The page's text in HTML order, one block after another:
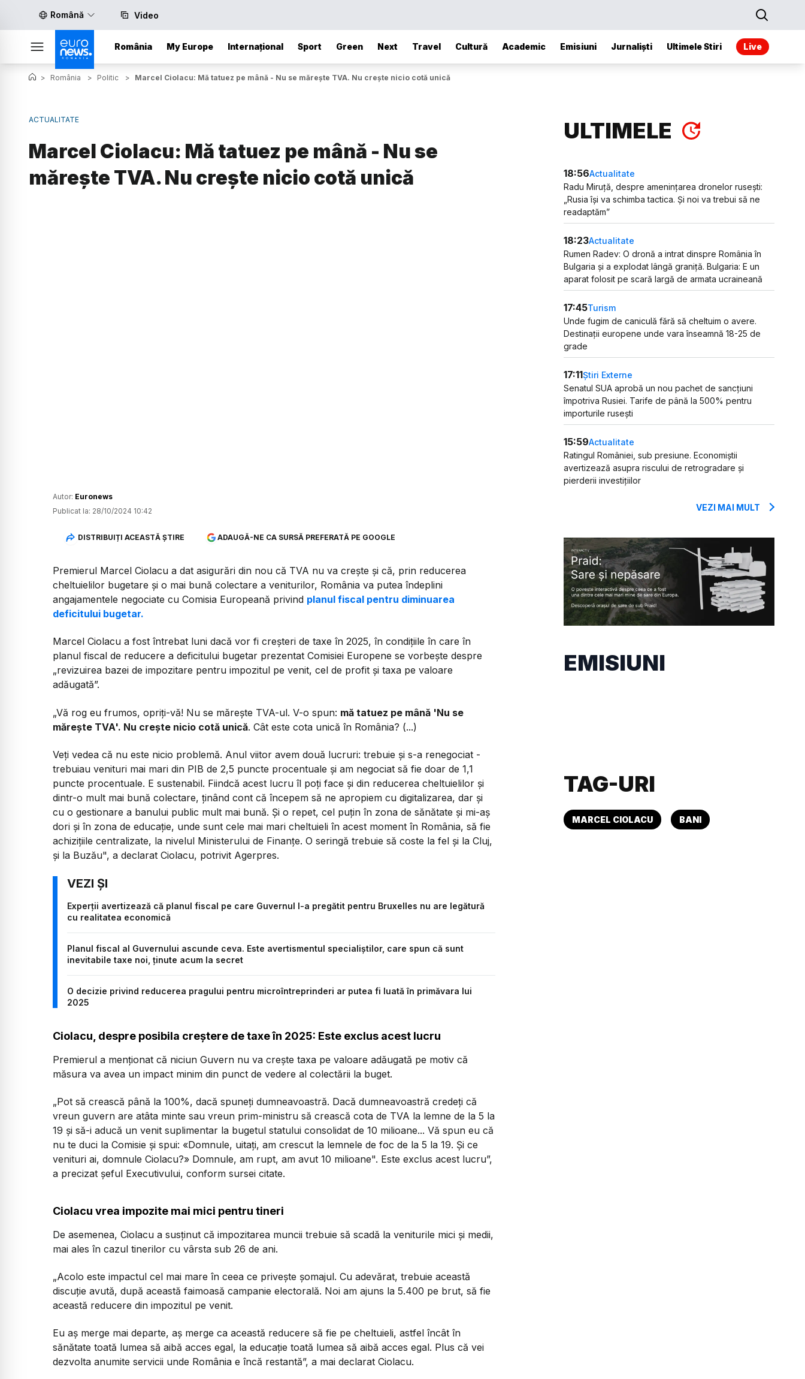
Română Video
România My Europe Internațional Sport Green Next Travel Cultură Academic Emisiuni Jurnaliști Ultimele Stiri Live
> România > Politic > Marcel Ciolacu: Mă tatuez pe mână - Nu se măreşte TVA. Nu creşte nicio cotă unică
ACTUALITATE
Marcel Ciolacu: Mă tatuez pe mână - Nu se
măreşte TVA. Nu creşte nicio cotă unică
Autor: Euronews
Publicat la: 28/10/2024 10:42
DISTRIBUIȚI ACEASTĂ ȘTIRE ADAUGĂ-NE CA SURSĂ PREFERATĂ PE GOOGLE
Premierul Marcel Ciolacu a dat asigurări din nou că TVA nu va crește și că, prin reducerea
cheltuielilor bugetare și o mai bună colectare a veniturilor, România va putea îndeplini
angajamentele negociate cu Comisia Europeană privind planul fiscal pentru diminuarea
deficitului bugetar.
Marcel Ciolacu a fost întrebat luni dacă vor fi creșteri de taxe în 2025, în condițiile în care în
planul fiscal de reducere a deficitului bugetar prezentat Comisiei Europene se vorbeşte despre
„revizuirea bazei de impozitare pentru impozitul pe venit, cel de profit şi taxa pe valoare
adăugată”.
„Vă rog eu frumos, opriţi-vă! Nu se măreşte TVA-ul. V-o spun: mă tatuez pe mână 'Nu se
măreşte TVA'. Nu creşte nicio cotă unică. Cât este cota unică în România? (...)
Veţi vedea că nu este nicio problemă. Anul viitor avem două lucruri: trebuie şi s-a renegociat -
trebuiau venituri mai mari din PIB de 2,5 puncte procentuale şi am negociat să fie doar de 1,1
puncte procentuale. E sustenabil. Fiindcă acest lucru îl poţi face şi din reducerea cheltuielilor şi
dintr-o mult mai bună colectare, ţinând cont că începem să ne apropiem cu digitalizarea, dar şi
cu o gestionare a banului public mult mai bună. Şi o repet, cel puţin în zona de sănătate şi mi-aş
dori şi în zona de educaţie, unde sunt cele mai mari cheltuieli în acest moment în România, să fie
achiziţiile centralizate, la nivelul Ministerului de Finanţe. O seringă trebuie să coste la fel şi la Cluj,
şi la Buzău", a declarat Ciolacu, potrivit Agerpres.
Experții avertizează că planul fiscal pe care Guvernul l-a pregătit pentru Bruxelles nu are legătură
cu realitatea economică
Planul fiscal al Guvernului ascunde ceva. Este avertismentul specialiștilor, care spun că sunt
inevitabile taxe noi, ținute acum la secret
O decizie privind reducerea pragului pentru microîntreprinderi ar putea fi luată în primăvara lui
2025
Ciolacu, despre posibila creștere de taxe în 2025: Este exclus acest lucru
Premierul a menționat că niciun Guvern nu va crește taxa pe valoare adăugată pe motiv că
măsura va avea un impact minim din punct de vedere al colectării la buget.
„Pot să crească până la 100%, dacă spuneţi dumneavoastră. Dacă dumneavoastră credeţi că
vreun guvern are atâta minte sau vreun prim-ministru să crească cota de TVA la lemne de la 5 la
19 şi să-i aducă un venit suplimentar la bugetul statului consolidat de 10 milioane... Vă spun eu că
nu te duci la Comisie şi spui: «Domnule, uitaţi, am crescut la lemnele de foc de la 5 la 19. Şi ce
venituri ai, domnule Ciolacu?» Domnule, am rupt, am avut 10 milioane". Este exclus acest lucru”,
a precizat șeful Executivului, conform sursei citate.
Ciolacu vrea impozite mai mici pentru tineri
De asemenea, Ciolacu a susținut că impozitarea muncii trebuie să scadă la veniturile mici şi medii,
mai ales în cazul tinerilor cu vârsta sub 26 de ani.
„Acolo este impactul cel mai mare în ceea ce priveşte şomajul. Cu adevărat, trebuie această
discuţie avută, după această faimoasă campanie electorală. Noi am ajuns la 5.400 pe brut, să fie
această reducere din impozitul pe venit.
Eu aş merge mai departe, aş merge ca această reducere să fie pe cheltuieli, astfel încât în
sănătate toată lumea să aibă acces egal, la educaţie toată lumea să aibă acces egal. Plus că vei
dezvolta anumite servicii unde România e încă restantă”, a mai declarat Ciolacu.
ULTIMELE
18:56Actualitate
Radu Miruță, despre amenințarea dronelor rusești:
„Rusia își va schimba tactica. Și noi va trebui să ne
readaptăm”
18:23Actualitate
Rumen Radev: O dronă a intrat dinspre România în
Bulgaria și a explodat lângă graniță. Bulgaria: E un
aparat folosit pe scară largă de armata ucraineană
17:45Turism
Unde fugim de caniculă fără să cheltuim o avere.
Destinații europene unde vara înseamnă 18-25 de
grade
17:11Știri Externe
Senatul SUA aprobă un nou pachet de sancțiuni
împotriva Rusiei. Tarife de până la 500% pentru
importurile rusești
15:59Actualitate
Ratingul României, sub presiune. Economiștii
avertizează asupra riscului de retrogradare și
pierderii investițiilor
VEZI MAI MULT
EMISIUNI
TAG-URI
MARCEL CIOLACU BANI